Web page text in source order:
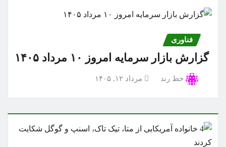
فناوری
گزارش بازار سرمایه امروز ۱۰ مرداد ۱۴۰۵
خط رند مرداد ۱۲, ۱۴۰۵